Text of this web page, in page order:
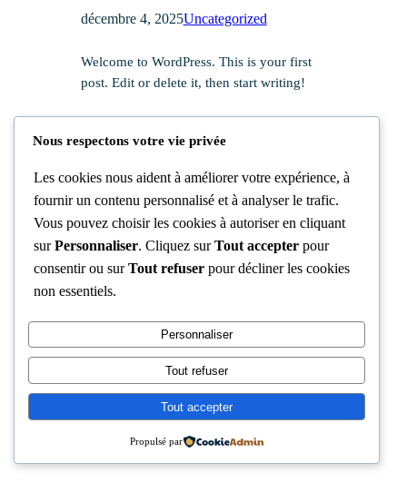
décembre 4, 2025Uncategorized
Welcome to WordPress. This is your first
post. Edit or delete it, then start writing!
Facebook
LinkedIn
ComSciCon Bénin 2026
Nous respectons votre vie privée
Les cookies nous aident à améliorer votre expérience, à
fournir un contenu personnalisé et à analyser le trafic.
Vous pouvez choisir les cookies à autoriser en cliquant
surPersonnaliser. Cliquez surTout accepter pour
consentir ou surTout refuser pour décliner les cookies
non essentiels.
Personnaliser
Tout refuser
Tout accepter
Propulsé par